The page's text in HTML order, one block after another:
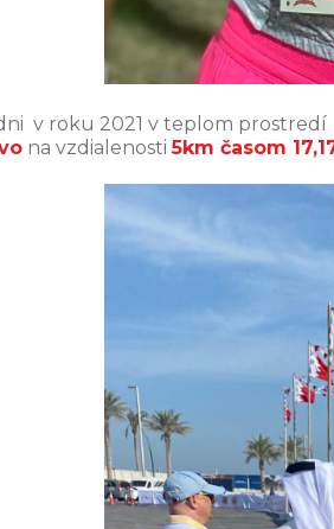
v roku 2021 v teplom
na vzdialenosti5km časom